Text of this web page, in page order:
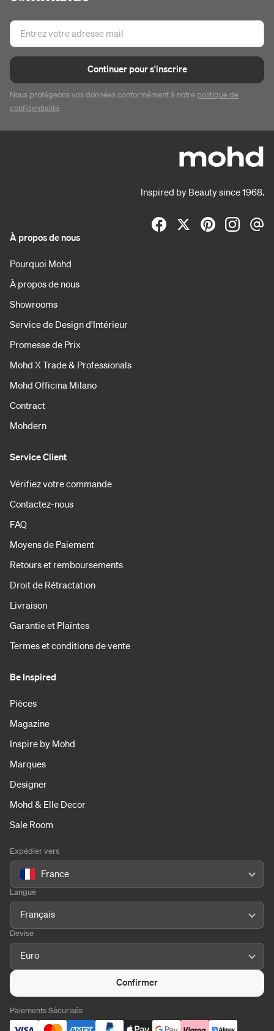
Continuer pour s'inscrire
Nous protégeons vos données conformément à notre politique de
confidentialité.
Inspired by Beauty since 1968.
À propos de nous
Pourquoi Mohd
À propos de nous
Showrooms
Service de Design d'Intérieur
Promesse de Prix
Mohd X Trade & Professionals
Mohd Officina Milano
Contract
Mohdern
Service Client
Vérifiez votre commande
Contactez-nous
FAQ
Moyens de Paiement
Retours et remboursements
Droit de Rétractation
Livraison
Garantie et Plaintes
Termes et conditions de vente
Be Inspired
Pièces
Magazine
Inspire by Mohd
Marques
Designer
Mohd & Elle Decor
Sale Room
Expédier vers
France
Langue
Français
Devise
Euro
Confirmer
Paiements Sécurisés